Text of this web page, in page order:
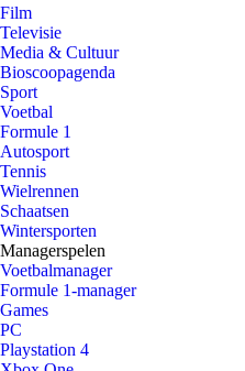
Film
Televisie
Media & Cultuur
Bioscoopagenda
Sport
Voetbal
Formule 1
Autosport
Tennis
Wielrennen
Schaatsen
Wintersporten
Managerspelen
Voetbalmanager
Formule 1-manager
Games
PC
Playstation 4